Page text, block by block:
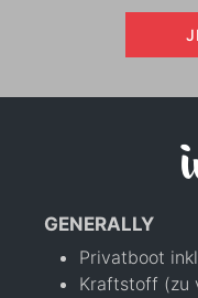
GENERALLY
Privatboot
Kraftstoff (zu